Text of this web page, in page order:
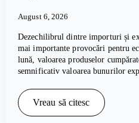
August 6, 2026
Dezechilibrul dintre importuri și
mai importante provocări pentru
lună, valoarea produselor
semnificativ valoarea bunurilor
Vreau să citesc